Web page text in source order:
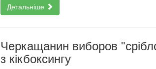
Детальніше
Черкащанин виборов
з кікбоксингу